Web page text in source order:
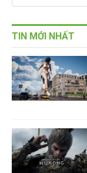
TIN MỚI NHẤT